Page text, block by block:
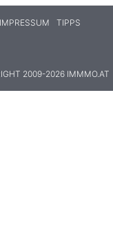
IMPRESSUM
TIPPS
2009-2026 IMMMO.AT